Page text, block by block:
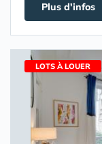
Plus d'infos
LOTS À LOUER